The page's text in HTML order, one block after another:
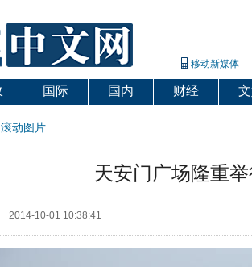
移动新媒体
国际 国内 财经
滚动图片
天安门广场隆重
2014-10-01 10:38:41